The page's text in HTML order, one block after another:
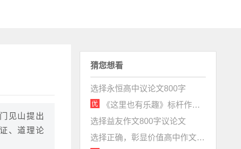
见山提出
、道理论
猜您想看
选择永恒高中议论文800字
《这里也有乐趣》标杆作文记叙文赏析
选择益友作文800字议论文
选择正确，彰显价值高中作文600字议论文